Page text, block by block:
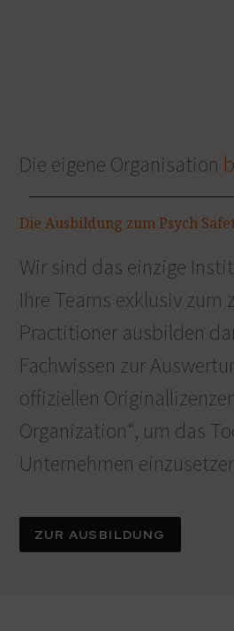
Die eigene Organisation
Die Ausbildung zum Psych
Wir sind das einzige
Ihre Teams exklusiv
Practitioner ausbilden
Fachwissen zur
offiziellen
Organization“, um das
Unternehmen
ZUR AUSBILDUNG